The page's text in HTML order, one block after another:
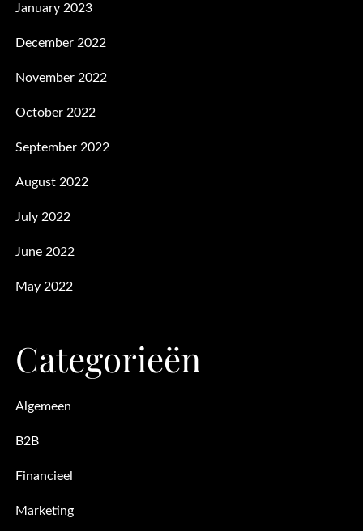
January 2023
December 2022
November 2022
October 2022
September 2022
August 2022
July 2022
June 2022
May 2022
Categorieën
Algemeen
B2B
Financieel
Marketing